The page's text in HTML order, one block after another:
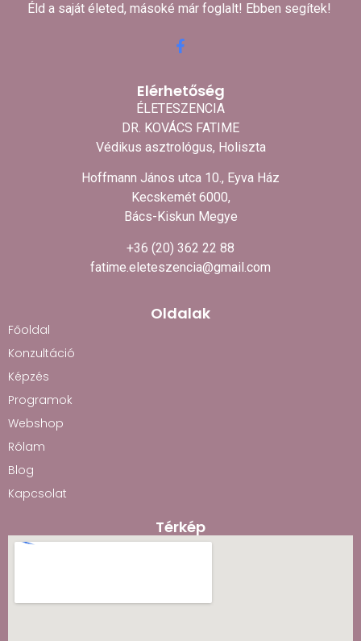
Éld a saját életed, másoké már foglalt! Ebben segítek! ​
Elérhetőség
ÉLETESZENCIA
DR. KOVÁCS FATIME
Védikus asztrológus, Holiszta
Hoffmann János utca 10., Eyva Ház
Kecskemét 6000,
Bács-Kiskun Megye
+36 (20) 362 22 88
fatime.eleteszencia@gmail.com
Oldalak
Főoldal
Konzultáció
Képzés
Programok
Webshop
Rólam
Blog
Kapcsolat
Térkép